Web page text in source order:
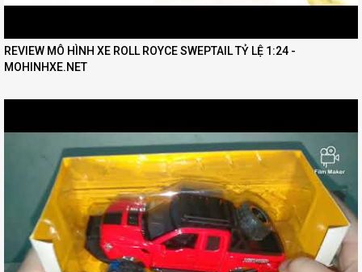
REVIEW MÔ HÌNH XE ROLL ROYCE SWEPTAIL TỶ LỆ 1:24 -
MOHINHXE.NET